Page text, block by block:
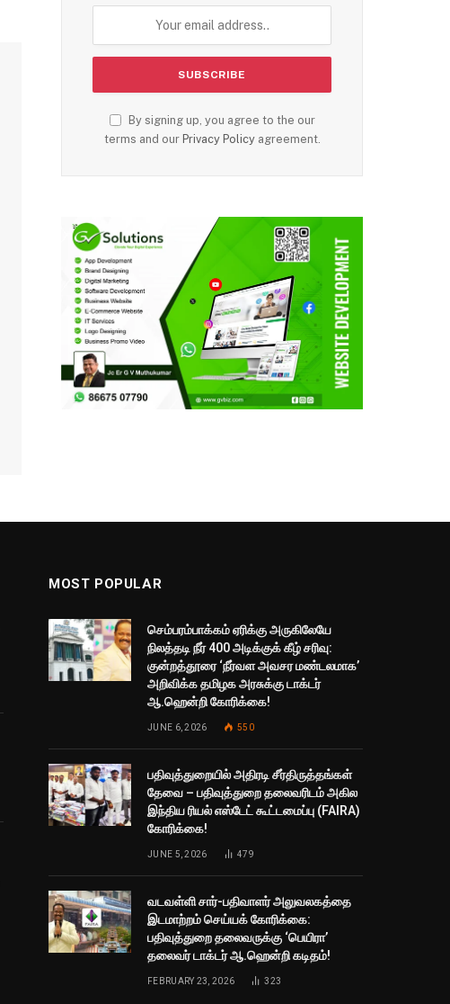
By signing up, you agree to the our
terms and our Privacy Policyagreement.
MOST POPULAR
செம்பரம்பாக்கம் ஏரிக்கு அருகிலேயே
நிலத்தடி நீர் 400 அடிக்குக் கீழ் சரிவு:
குன்றத்தூரை ‘நீர்வள அவசர மண்டலமாக’
அறிவிக்க தமிழக அரசுக்கு டாக்டர்
ஆ.ஹென்றி கோரிக்கை!
JUNE 6, 2026 550
பதிவுத்துறையில் அதிரடி சீர்திருத்தங்கள்
தேவை – பதிவுத்துறை தலைவரிடம் அகில
இந்திய ரியல் எஸ்டேட் கூட்டமைப்பு (FAIRA)
கோரிக்கை!
JUNE 5, 2026 479
வடவள்ளி சார்-பதிவாளர் அலுவலகத்தை
இடமாற்றம் செய்யக் கோரிக்கை:
பதிவுத்துறை தலைவருக்கு ‘பெயிரா’
தலைவர் டாக்டர் ஆ.ஹென்றி கடிதம்!
FEBRUARY 23, 2026 323